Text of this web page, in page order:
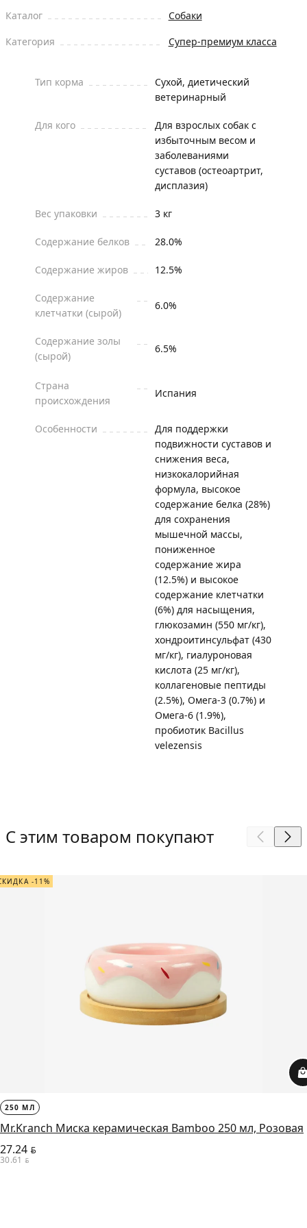
Каталог
Собаки
Категория
Супер-премиум класса
Тип корма
Сухой, диетический
ветеринарный
Для кого
Для взрослых собак с
избыточным весом и
заболеваниями
суставов (остеоартрит,
дисплазия)
Вес упаковки 3 кг
Содержание белков 28.0%
Содержание жиров 12.5%
Содержание
клетчатки (сырой)
6.0%
Содержание золы
(сырой)
6.5%
Страна
происхождения
Испания
Особенности
Для поддержки
подвижности суставов и
снижения веса,
низкокалорийная
формула, высокое
содержание белка (28%)
для сохранения
мышечной массы,
пониженное
содержание жира
(12.5%) и высокое
содержание клетчатки
(6%) для насыщения,
глюкозамин (550 мг/кг),
хондроитинсульфат (430
мг/кг), гиалуроновая
кислота (25 мг/кг),
коллагеновые пептиды
(2.5%), Омега-3 (0.7%) и
Омега-6 (1.9%),
пробиотик Bacillus
velezensis
С этим товаром покупают
-11%
250 МЛ
Mr.Kranch Миска керамическая Bamboo 250 мл, Розовая
27.24 BYN
30.61 BYN